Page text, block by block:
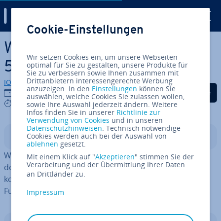
Zum Haupt­in­halt springen
WordPress-CRM-Plugins: Die
5 besten Tools im Vergleich
IONOS Redaktion
10.10.2022
8 mins
Auf Facebook teilen
Auf Twitter teilen
Auf LinkedIn
In­halts­ver­zeich­nis
WordPress-CRM-Plugins helfen Ihnen dabei, Ihren Kun­
den­kon­takt zu op­ti­mie­ren. Sie haben die Wahl zwischen
kos­ten­lo­sen WordPress-CRM-Lösungen mit weniger
Funk­tio­nen und kos­ten­pflich­ti­gen Pre­mi­um­tools.
Cookie-Einstellungen
Wir setzen Cookies ein, um unsere Webseiten
optimal für Sie zu gestalten, unsere Produkte für
Sie zu verbessern sowie Ihnen zusammen mit
Drittanbietern interessengerechte Werbung
anzuzeigen. In den Einstellungen können Sie
auswählen, welche Cookies Sie zulassen wollen,
sowie Ihre Auswahl jederzeit ändern. Weitere
Infos finden Sie in unserer Richtlinie zur
Verwendung von Cookies und in unseren
Datenschutzhinweisen. Technisch notwendige
Cookies werden auch bei der Auswahl von
ablehnen gesetzt.
Mit einem Klick auf "Akzeptieren" stimmen Sie der
Verarbeitung und der Übermittlung Ihrer Daten
an Drittländer zu.
Impressum